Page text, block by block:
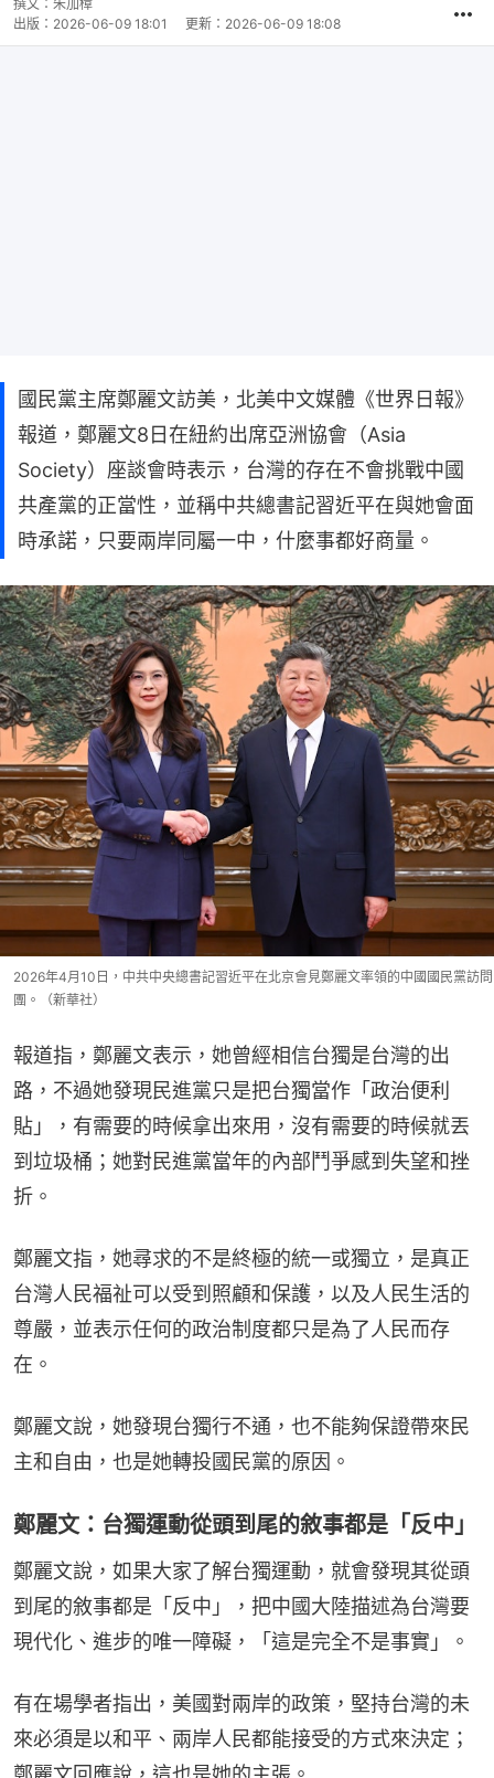
撰文： 朱加樟
出版： 2026-06-09 18:01 更新： 2026-06-09 18:08
國民黨主席鄭麗文訪美，北美中文媒體《世界日報》
報道，鄭麗文8日在紐約出席亞洲協會（Asia
Society）座談會時表示，台灣的存在不會挑戰中國
共產黨的正當性，並稱中共總書記習近平在與她會面
時承諾，只要兩岸同屬一中，什麼事都好商量。
2026年4月10日，中共中央總書記習近平在北京會見鄭麗文率領的中國國民黨訪問
團。（新華社）
報道指，鄭麗文表示，她曾經相信台獨是台灣的出
路，不過她發現民進黨只是把台獨當作「政治便利
貼」，有需要的時候拿出來用，沒有需要的時候就丟
到垃圾桶；她對民進黨當年的內部鬥爭感到失望和挫
折。
鄭麗文指，她尋求的不是終極的統一或獨立，是真正
台灣人民福祉可以受到照顧和保護，以及人民生活的
尊嚴，並表示任何的政治制度都只是為了人民而存
在。
鄭麗文說，她發現台獨行不通，也不能夠保證帶來民
主和自由，也是她轉投國民黨的原因。
鄭麗文：台獨運動從頭到尾的敘事都是「反中」
鄭麗文說，如果大家了解台獨運動，就會發現其從頭
到尾的敘事都是「反中」，把中國大陸描述為台灣要
現代化、進步的唯一障礙，「這是完全不是事實」。
有在場學者指出，美國對兩岸的政策，堅持台灣的未
來必須是以和平、兩岸人民都能接受的方式來決定；